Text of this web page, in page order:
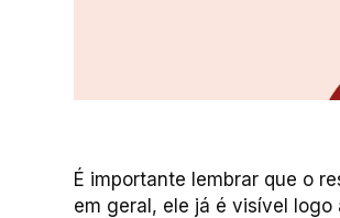
É importante lembrar que o
em geral, ele já é visível